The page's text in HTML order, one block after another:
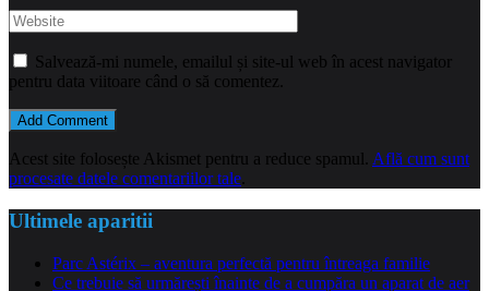
Salvează-mi numele, emailul și site-ul web în acest navigator
pentru data viitoare când o să comentez.
Acest site folosește Akismet pentru a reduce spamul. Află cum sunt
procesate datele comentariilor tale
Ultimele aparitii
Parc Astérix – aventura perfectă pentru întreaga familie
Ce trebuie să urmărești înainte de a cumpăra un aparat de aer